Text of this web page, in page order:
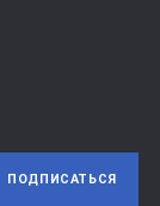
ПОДПИСАТЬСЯ